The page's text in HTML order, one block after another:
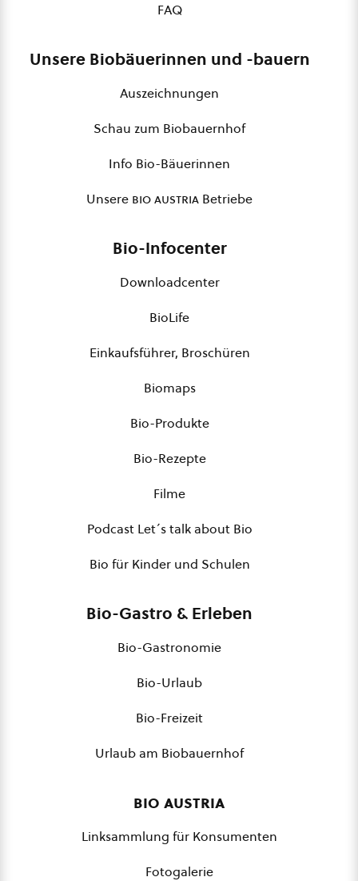
FAQ
Unsere Biobäuerinnen und -bauern
Auszeichnungen
Schau zum Biobauernhof
Info Bio-Bäuerinnen
Unsere bio austria Betriebe
Bio-Infocenter
Downloadcenter
BioLife
Einkaufsführer, Broschüren
Biomaps
Bio-Produkte
Bio-Rezepte
Filme
Podcast Let´s talk about Bio
Bio für Kinder und Schulen
Bio-Gastro & Erleben
Bio-Gastronomie
Bio-Urlaub
Bio-Freizeit
Urlaub am Biobauernhof
bio austria
Linksammlung für Konsumenten
Fotogalerie